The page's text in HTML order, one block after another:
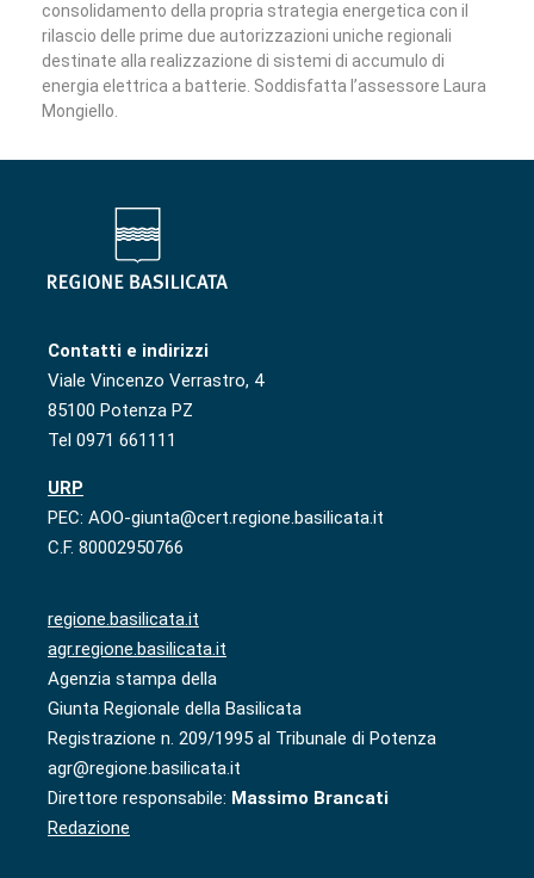
consolidamento della propria strategia energetica con il
rilascio delle prime due autorizzazioni uniche regionali
destinate alla realizzazione di sistemi di accumulo di
energia elettrica a batterie. Soddisfatta l’assessore Laura
Mongiello.
Contatti e indirizzi
Viale Vincenzo Verrastro, 4
85100 Potenza PZ
Tel 0971 661111
URP
PEC: AOO-giunta@cert.regione.basilicata.it
C.F. 80002950766
regione.basilicata.it
agr.regione.basilicata.it
Agenzia stampa della
Giunta Regionale della Basilicata
Registrazione n. 209/1995 al Tribunale di Potenza
agr@regione.basilicata.it
Direttore responsabile: Massimo Brancati
Redazione